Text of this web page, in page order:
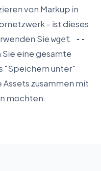
von Markup in
- ist dieses
Sie wget --
Sie eine gesamte
"Speichern unter"
Assets zusammen mit
mochten.